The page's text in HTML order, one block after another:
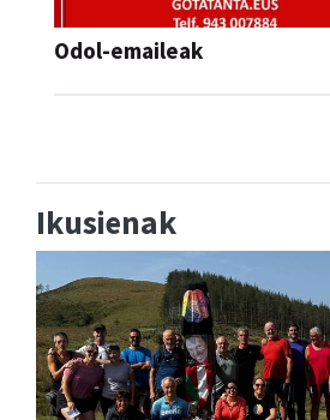
Odol-emaileak
Ikusienak